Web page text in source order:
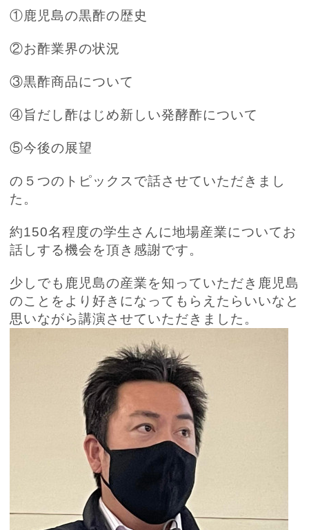
①鹿児島の黒酢の歴史
②お酢業界の状況
③黒酢商品について
④旨だし酢はじめ新しい発酵酢について
⑤今後の展望
の５つのトピックスで話させていただきまし
た。
約150名程度の学生さんに地場産業についてお
話しする機会を頂き感謝です。
少しでも鹿児島の産業を知っていただき鹿児島
のことをより好きになってもらえたらいいなと
思いながら講演させていただきました。